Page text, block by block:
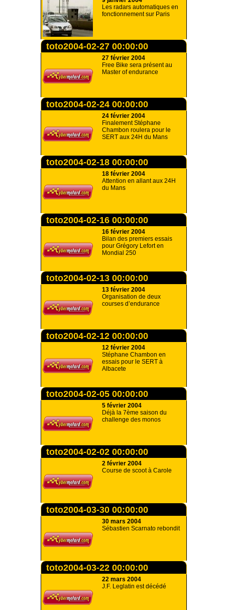
Les radars automatiques en
fonctionnement sur Paris
toto2004-02-27 00:00:00
27 février 2004
Free Bike sera présent au
Master of endurance
toto2004-02-24 00:00:00
24 février 2004
Finalement Stéphane
Chambon roulera pour le
SERT aux 24H du Mans
toto2004-02-18 00:00:00
18 février 2004
Attention en allant aux 24H
du Mans
toto2004-02-16 00:00:00
16 février 2004
Bilan des premiers essais
pour Grégory Lefort en
Mondial 250
toto2004-02-13 00:00:00
13 février 2004
Organisation de deux
courses d’endurance
toto2004-02-12 00:00:00
12 février 2004
Stéphane Chambon en
essais pour le SERT à
Albacete
toto2004-02-05 00:00:00
5 février 2004
Déjà la 7ème saison du
challenge des monos
toto2004-02-02 00:00:00
2 février 2004
Course de scoot à Carole
toto2004-03-30 00:00:00
30 mars 2004
Sébastien Scarnato rebondit
toto2004-03-22 00:00:00
22 mars 2004
J.F. Leglatin est décédé